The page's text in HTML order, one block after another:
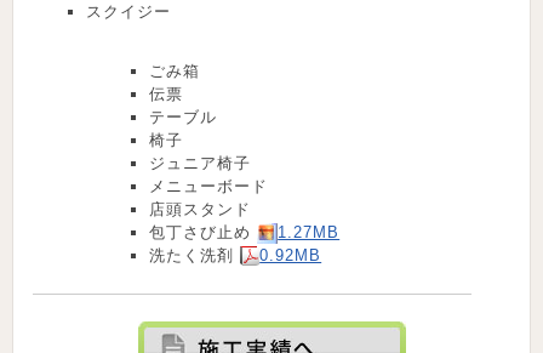
スクイジー
ごみ箱
伝票
テーブル
椅子
ジュニア椅子
メニューボード
店頭スタンド
包丁さび止め
1.27MB
洗たく洗剤
0.92MB